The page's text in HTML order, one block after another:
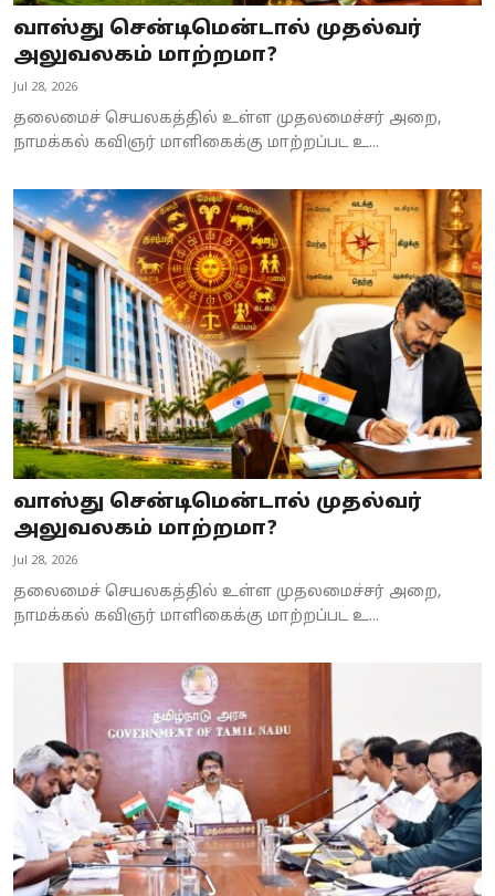
வாஸ்து சென்டிமென்டால் முதல்வர்
அலுவலகம் மாற்றமா?
Jul 28, 2026
தலைமைச் செயலகத்தில் உள்ள முதலமைச்சர் அறை,
நாமக்கல் கவிஞர் மாளிகைக்கு மாற்றப்பட உ...
வாஸ்து சென்டிமென்டால் முதல்வர்
அலுவலகம் மாற்றமா?
Jul 28, 2026
தலைமைச் செயலகத்தில் உள்ள முதலமைச்சர் அறை,
நாமக்கல் கவிஞர் மாளிகைக்கு மாற்றப்பட உ...